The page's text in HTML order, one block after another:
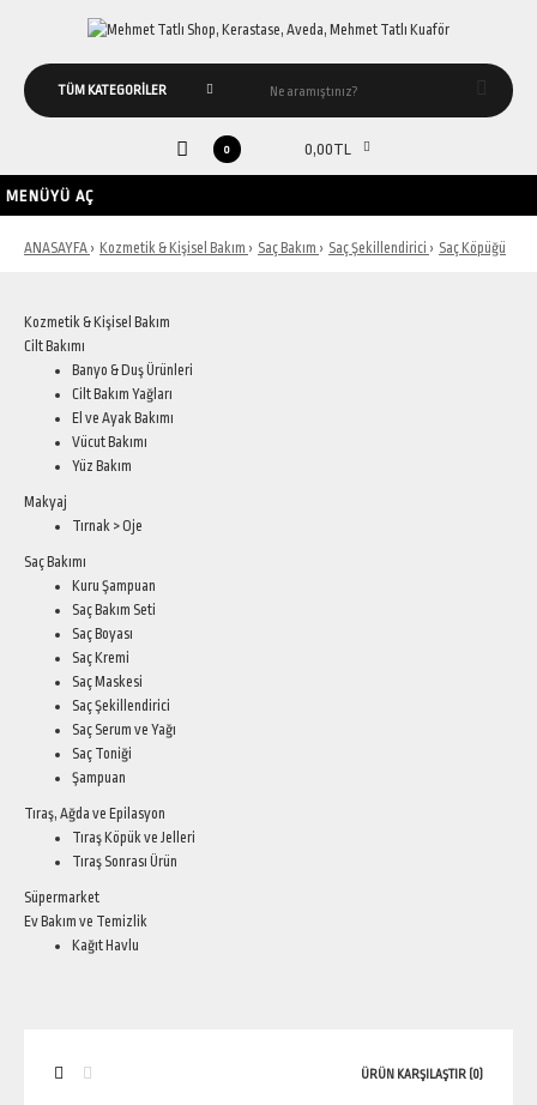
0 0,00TL
MENÜYÜ AÇ
ANASAYFA Kozmetik & Kişisel Bakım Saç Bakım Saç Şekillendirici Saç Köpüğü
Kozmetik & Kişisel Bakım
Cilt Bakımı
Banyo & Duş Ürünleri
Cilt Bakım Yağları
El ve Ayak Bakımı
Vücut Bakımı
Yüz Bakım
Makyaj
Tırnak > Oje
Saç Bakımı
Kuru Şampuan
Saç Bakım Seti
Saç Boyası
Saç Kremi
Saç Maskesi
Saç Şekillendirici
Saç Serum ve Yağı
Saç Toniği
Şampuan
Tıraş, Ağda ve Epilasyon
Tıraş Köpük ve Jelleri
Tıraş Sonrası Ürün
Süpermarket
Ev Bakım ve Temizlik
Kağıt Havlu
ÜRÜN KARŞILAŞTIR (0)